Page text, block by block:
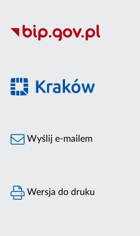
Wyślij e-mailem
Wersja do druku